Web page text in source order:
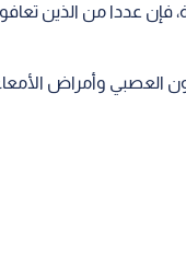
فإن عددا من الذين
العصبي وأمراض